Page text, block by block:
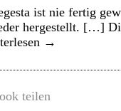
ist nie fertig
hergestellt. […]
→
teilen